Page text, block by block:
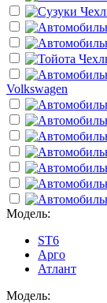
Volkswagen
Модель:
ST6
Арго
Атлант
Модель: